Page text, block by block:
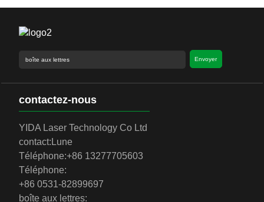
Envoyer
contactez-nous
YIDA Laser Technology Co Ltd
contact: Lune
Téléphone:+86 13277705603
Téléphone:
+86 0531-82899697
boîte aux lettres: